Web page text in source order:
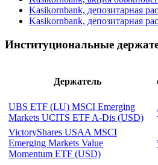
Другие акции и деп.
Kasikornbank, акция
Kasikornbank, депозитарная
Институциональные
Держатель
UBS ETF (LU) MSCI Emerging
Markets UCITS ETF A-Dis (USD)